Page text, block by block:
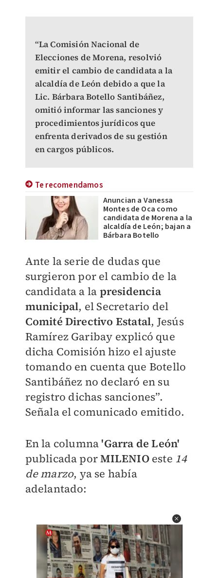
“La Comisión Nacional de
Elecciones de Morena, resolvió
emitir el cambio de candidata a la
alcaldía de León debido a que la
Lic. Bárbara Botello Santibáñez,
omitió informar las sanciones y
procedimientos jurídicos que
enfrenta derivados de su gestión
en cargos públicos.
Te recomendamos
Anuncian a Vanessa
Montes de Oca como
candidata de Morena a la
alcaldía de León; bajan a
Bárbara Botello
Ante la serie de dudas que
surgieron por el cambio de la
candidata a la presidencia
municipal, el Secretario del
Comité Directivo Estatal, Jesús
Ramírez Garibay explicó que
dicha Comisión hizo el ajuste
tomando en cuenta que Botello
Santibáñez no declaró en su
registro dichas sanciones”.
Señala el comunicado emitido.
En la columna'Garra de León'
publicada porMILENIOeste 14
de marzo, ya se había
adelantado: